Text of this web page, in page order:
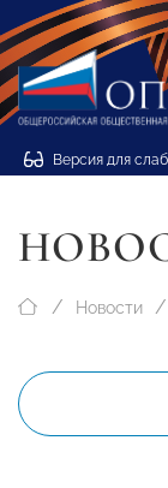
Версия для
Новости